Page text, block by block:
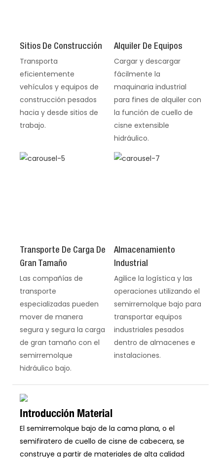
Sitios De Construcción
Transporta
eficientemente
vehículos y equipos de
construcción pesados ​​
hacia y desde sitios de
trabajo.
Alquiler De Equipos
Cargar y descargar
fácilmente la
maquinaria industrial
para fines de alquiler con
la función de cuello de
cisne extensible
hidráulico.
Transporte De Carga De
Gran Tamaño
Las compañías de
transporte
especializadas pueden
mover de manera
segura y segura la carga
de gran tamaño con el
semirremolque
hidráulico bajo.
Almacenamiento
Industrial
Agilice la logística y las
operaciones utilizando el
semirremolque bajo para
transportar equipos
industriales pesados ​​
dentro de almacenes e
instalaciones.
Introducción Material
El semirremolque bajo de la cama plana, o el
semifiratero de cuello de cisne de cabecera, se
construye a partir de materiales de alta calidad